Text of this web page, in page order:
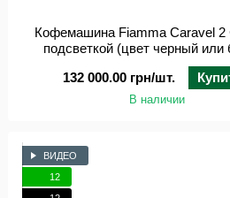
Кофемашина Fiamma Caravel 2
подсветкой (цвет черный или
132 000.00 грн/шт.
В наличии
ВИДЕО
12